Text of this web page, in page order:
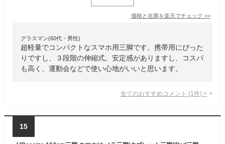
価格と在庫を楽天でチェック >>
グラスマン(60代・男性)
超軽量でコンパクトなスマホ用三脚です。携帯用にぴった
りですし、３段階の伸縮式。安定感がありますし、コスパ
も高く、運動会などで使い心地がいいと思います。
全てのおすすめコメント (1 件) >
15